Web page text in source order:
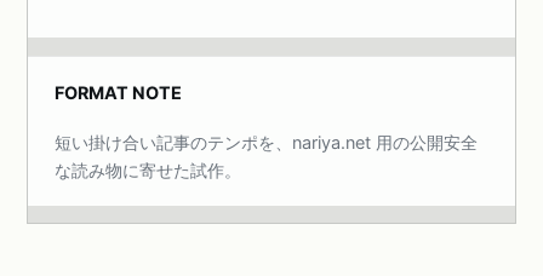
FORMAT NOTE
短い掛け合い記事のテンポを、nariya.net 用の公開安全
な読み物に寄せた試作。